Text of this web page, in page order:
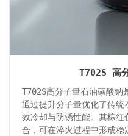
T702S 高
T702S高分子量石油磺酸钠
通过提升分子量优化了传统
效冷却与防锈性能。其棕
合，可在淬火过程中形成